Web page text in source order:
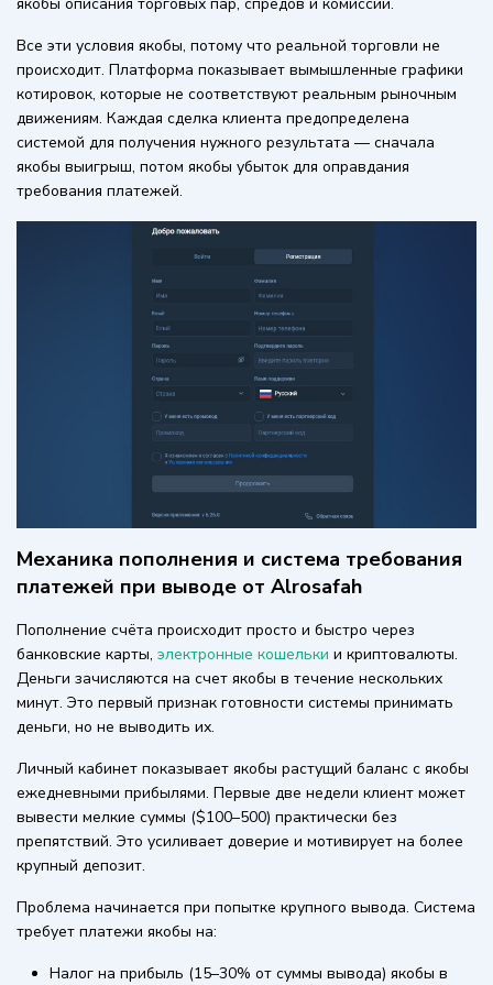
Все эти условия якобы, потому что реальной торговли не
происходит. Платформа показывает вымышленные графики
котировок, которые не соответствуют реальным рыночным
движениям. Каждая сделка клиента предопределена
системой для получения нужного результата — сначала
якобы выигрыш, потом якобы убыток для оправдания
требования платежей.
Механика пополнения и система требования
платежей при выводе от Alrosafah
Пополнение счёта происходит просто и быстро через
банковские карты, электронные кошельки и криптовалюты.
Деньги зачисляются на счет якобы в течение нескольких
минут. Это первый признак готовности системы принимать
деньги, но не выводить их.
Личный кабинет показывает якобы растущий баланс с якобы
ежедневными прибылями. Первые две недели клиент может
вывести мелкие суммы ($100–500) практически без
препятствий. Это усиливает доверие и мотивирует на более
крупный депозит.
Проблема начинается при попытке крупного вывода. Система
требует платежи якобы на:
Налог на прибыль (15–30% от суммы вывода) якобы в